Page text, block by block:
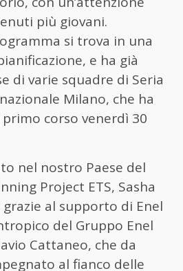
più giovani.
si trova in una
e ha già
di varie squadre di Seria
Milano, che ha
corso venerdì 30
nel nostro Paese del
Project ETS, Sasha
grazie al supporto di Enel
del Gruppo Enel
Cattaneo, che da
al fianco delle